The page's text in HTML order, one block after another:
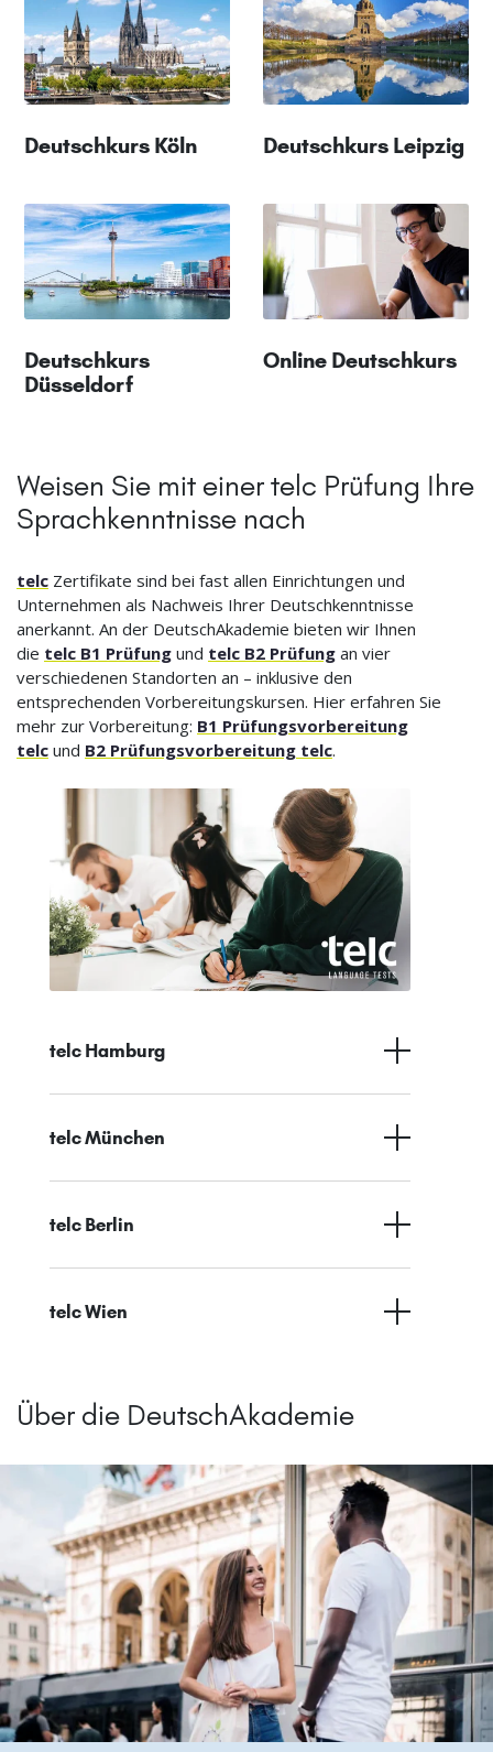
Deutschkurs Köln Deutschkurs Leipzig
Deutschkurs
Düsseldorf
Online Deutschkurs
Weisen Sie mit einer telc Prüfung Ihre
Sprachkenntnisse nach
telc Zertifikate sind bei fast allen Einrichtungen und
Unternehmen als Nachweis Ihrer Deutschkenntnisse
anerkannt. An der DeutschAkademie bieten wir Ihnen
die telc B1 Prüfung und telc B2 Prüfung an vier
verschiedenen Standorten an – inklusive den
entsprechenden Vorbereitungskursen. Hier erfahren Sie
mehr zur Vorbereitung: B1 Prüfungsvorbereitung
telc und B2 Prüfungsvorbereitung telc.
telc Hamburg
telc München
telc Berlin
telc Wien
Über die DeutschAkademie